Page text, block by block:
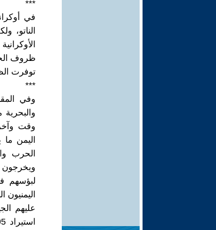
***
في
الناتو،
ظروف
توفرت
***
وفي
وقت
اليمن
الحرب
ويخرجون
لبؤسهم
عليهم